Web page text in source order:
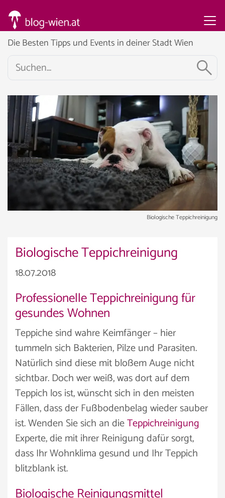
Die Besten Tipps und Events in deiner Stadt Wien
Biologische Teppichreinigung
Biologische Teppichreinigung
18.07.2018
Professionelle Teppichreinigung für
gesundes Wohnen
Teppiche sind wahre Keimfänger – hier
tummeln sich Bakterien, Pilze und Parasiten.
Natürlich sind diese mit bloßem Auge nicht
sichtbar. Doch wer weiß, was dort auf dem
Teppich los ist, wünscht sich in den meisten
Fällen, dass der Fußbodenbelag wieder sauber
ist. Wenden Sie sich an dieTeppichreinigung
Experte, die mit ihrer Reinigung dafür sorgt,
dass Ihr Wohnklima gesund und Ihr Teppich
blitzblank ist.